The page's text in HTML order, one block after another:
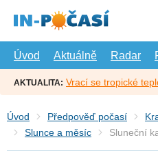
hlavní
Úvod
Aktuálně Radar
AKTUALITA: Vrací se tropické
Úvod Předpověď počasí
Slunce a měsíc
Sluneční